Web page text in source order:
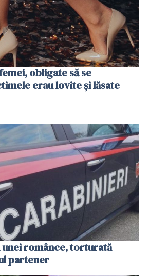
obligate să se
erau lovite și lăsate
unei românce, torturată
partener